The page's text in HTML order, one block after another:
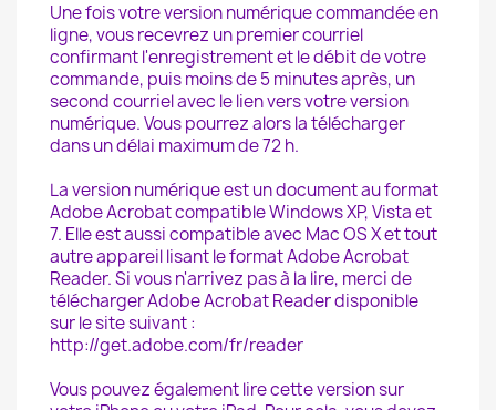
Une fois votre version numérique commandée en
ligne, vous recevrez un premier courriel
confirmant l'enregistrement et le débit de votre
commande, puis moins de 5 minutes après, un
second courriel avec le lien vers votre version
numérique. Vous pourrez alors la télécharger
dans un délai maximum de 72 h.
La version numérique est un document au format
Adobe Acrobat compatible Windows XP, Vista et
7. Elle est aussi compatible avec Mac OS X et tout
autre appareil lisant le format Adobe Acrobat
Reader. Si vous n'arrivez pas à la lire, merci de
télécharger Adobe Acrobat Reader disponible
sur le site suivant :
http://get.adobe.com/fr/reader
Vous pouvez également lire cette version sur